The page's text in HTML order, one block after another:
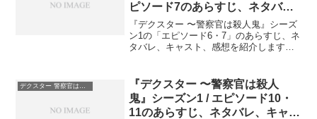
ピソード7のあらすじ、ネタバ
レ、キャスト、感想
『デクスター 〜警察官は殺人鬼』シーズ
ン1の「エピソード6・7」のあらすじ、ネ
タバレ、キャスト、感想を紹介します。
食べていたデクスターは、事件現場に呼
ばれます。...
『デクスター 〜警察官は殺人
鬼』シーズン1 / エピソード10・
11のあらすじ、ネタバレ、キャス